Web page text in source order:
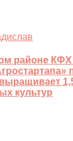
районе КФХ
культур